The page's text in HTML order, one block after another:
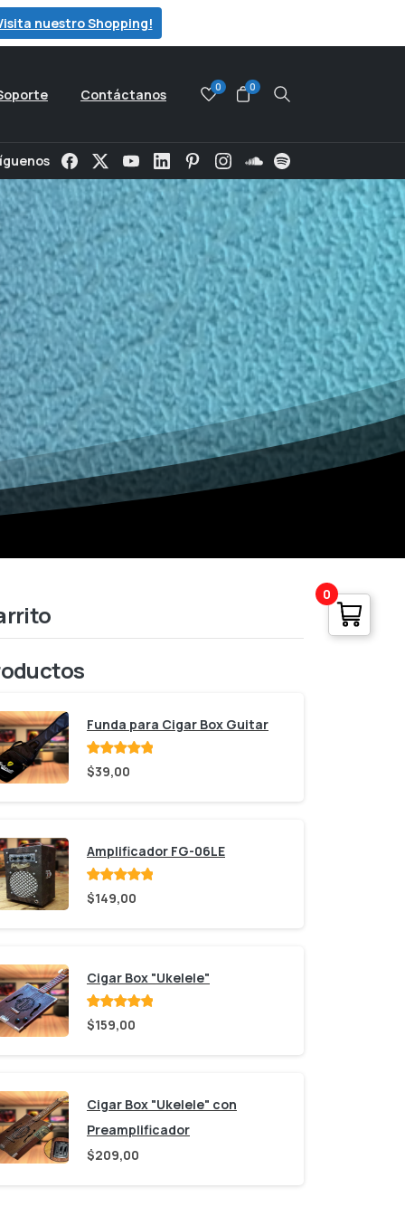
nuestro Shopping!
Contáctanos 0 0
Search
Funda para Cigar Box Guitar
Valorado
conde 5
$39,00
Amplificador FG-06LE
Valorado
conde 5
$149,00
Cigar Box "Ukelele"
Valorado
conde 5
$159,00
Cigar Box "Ukelele" con
Preamplificador
$209,00
0